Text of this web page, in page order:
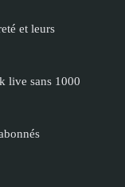
et leurs
live sans 1000